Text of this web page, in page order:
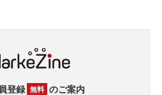
登録 無料 のご案内